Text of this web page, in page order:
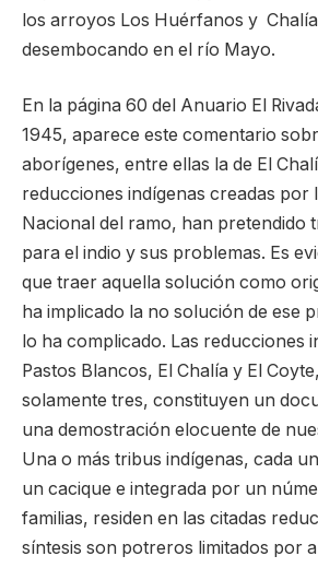
los arroyos Los Huérfanos y
desembocando en el río Mayo.
En la página 60 del Anuario El
1945, aparece este comentario
aborígenes, entre ellas la de El
reducciones indígenas creadas por
Nacional del ramo, han pretendido
para el indio y sus problemas. Es
que traer aquella solución como
ha implicado la no solución de ese
lo ha complicado. Las reducciones
Pastos Blancos, El Chalía y El
solamente tres, constituyen un
una demostración elocuente de
Una o más tribus indígenas, cada
un cacique e integrada por un
familias, residen en las citadas
síntesis son potreros limitados por